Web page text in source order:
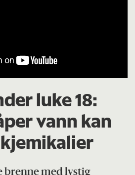
luke 18:
vann kan
brenne med lystig